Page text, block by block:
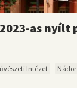
as nyílt
Intézet